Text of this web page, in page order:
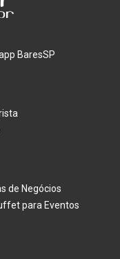
BaresSP
de Negócios
para Eventos